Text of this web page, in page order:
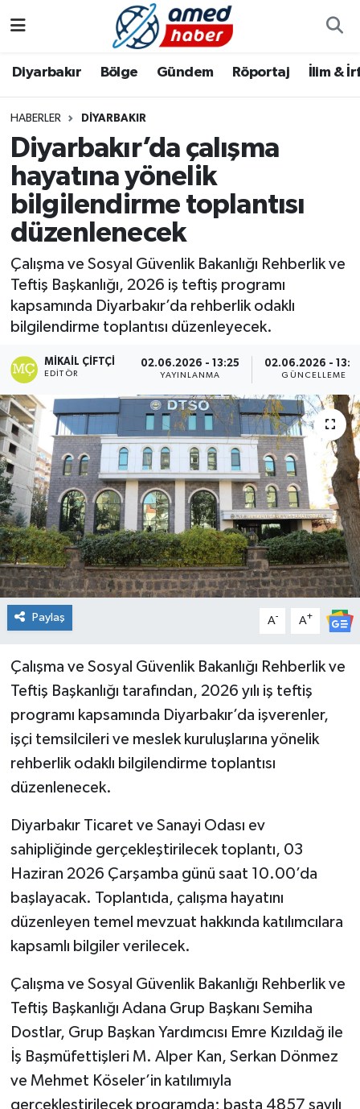
Diyarbakır Bölge Gündem Röportaj İlim &
HABERLER DIYARBAKIR
Diyarbakır’da çalışma
hayatına yönelik
bilgilendirme toplantısı
düzenlenecek
Çalışma ve Sosyal Güvenlik Bakanlığı Rehberlik ve
Teftiş Başkanlığı, 2026 iş teftiş programı
kapsamında Diyarbakır’da rehberlik odaklı
bilgilendirme toplantısı düzenleyecek.
MIKAIL ÇIFTÇI
EDITÖR
02.06.2026 - 13:25
YAYINLANMA
02.06.2026 -
GÜNCELLEME
Paylaş A- A+
Çalışma ve Sosyal Güvenlik Bakanlığı Rehberlik ve
Teftiş Başkanlığı tarafından, 2026 yılı iş teftiş
programı kapsamında Diyarbakır’da işverenler,
işçi temsilcileri ve meslek kuruluşlarına yönelik
rehberlik odaklı bilgilendirme toplantısı
düzenlenecek.
Diyarbakır Ticaret ve Sanayi Odası ev
sahipliğinde gerçekleştirilecek toplantı, 03
Haziran 2026 Çarşamba günü saat 10.00’da
başlayacak. Toplantıda, çalışma hayatını
düzenleyen temel mevzuat hakkında katılımcılara
kapsamlı bilgiler verilecek.
Çalışma ve Sosyal Güvenlik Bakanlığı Rehberlik ve
Teftiş Başkanlığı Adana Grup Başkanı Semiha
Dostlar, Grup Başkan Yardımcısı Emre Kızıldağ ile
İş Başmüfettişleri M. Alper Kan, Serkan Dönmez
ve Mehmet Köseler’in katılımıyla
gerçekleştirilecek programda; başta 4857 sayılı
Bölge
Röportaj
Foto Galeri
Yazarlar
Aile
Asayiş
Bilim & Teknoloji
Bölge
Dünya
Eğitim
Güncel
Gündem
İlim & İrfan
Kültür & Sanat
KURDÎ
Sağlık & Yaşam
Siyaset
Spor
Diyarbakır Hava Durumu
Diyarbakır Namaz Vakitleri
Diyarbakır Trafik Yoğunluk Haritası
Süper Lig Puan Durumu ve Fikstür
Tüm Manşetler
Son Dakika Haberleri